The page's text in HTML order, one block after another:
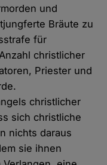
und
Bräute zu
für
christlicher
Priester und
christlicher
sich christliche
nichts daraus
sie ihnen